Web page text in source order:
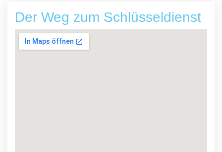
Der Weg zum Schlüsseldienst